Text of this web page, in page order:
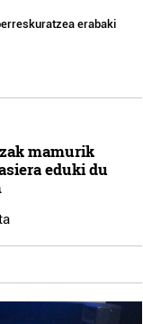
erabaki
mamurik
eduki du